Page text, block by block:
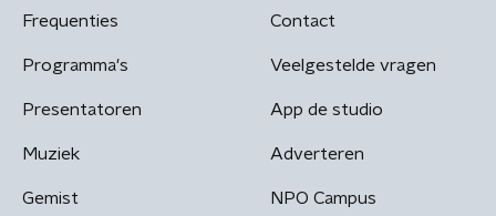
Frequenties
Programma's
Presentatoren
Muziek
Gemist
Contact
Veelgestelde vragen
App de studio
Adverteren
NPO Campus